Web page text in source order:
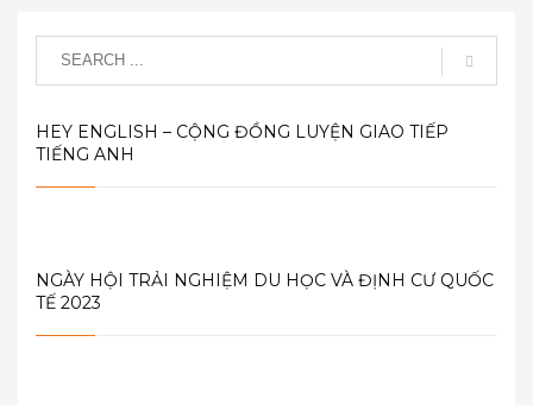
HEY ENGLISH – CỘNG ĐỒNG LUYỆN GIAO TIẾP
TIẾNG ANH
NGÀY HỘI TRẢI NGHIỆM DU HỌC VÀ ĐỊNH CƯ QUỐC
TẾ 2023